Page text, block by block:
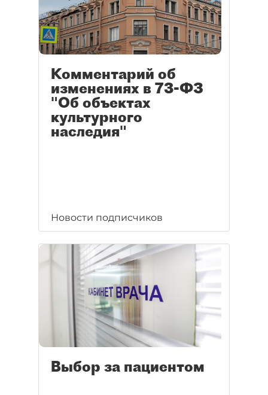
Комментарий об
изменениях в 73-ФЗ
"Об объектах
культурного
наследия"
Новости подписчиков
Выбор за пациентом